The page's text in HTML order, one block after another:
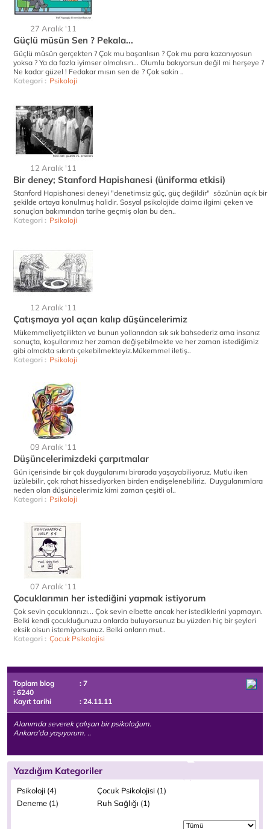
27 Aralık '11
Güçlü müsün Sen ? Pekala...
Güçlü müsün gerçekten ? Çok mu başarılısın ? Çok mu para kazanıyosun
yoksa ? Ya da fazla iyimser olmalısın... Olumlu bakıyorsun değil mi herşeye ?
Ne kadar güzel ! Fedakar mısın sen de ? Çok sakin ..
Kategori : Psikoloji
12 Aralık '11
Bir deney; Stanford Hapishanesi (üniforma etkisi)
Stanford Hapishanesi deneyi "denetimsiz güç, güç değildir" sözünün açık bir
şekilde ortaya konulmuş halidir. Sosyal psikolojide daima ilgimi çeken ve
sonuçları bakımından tarihe geçmiş olan bu den..
Kategori : Psikoloji
12 Aralık '11
Çatışmaya yol açan kalıp düşüncelerimiz
Mükemmeliyetçilikten ve bunun yollarından sık sık bahsederiz ama insanız
sonuçta, koşullarımız her zaman değişebilmekte ve her zaman istediğimiz
gibi olmakta sıkıntı çekebilmekteyiz.Mükemmel iletiş..
Kategori : Psikoloji
09 Aralık '11
Düşüncelerimizdeki çarpıtmalar
Gün içerisinde bir çok duygulanımı birarada yaşayabiliyoruz. Mutlu iken
üzülebilir, çok rahat hissediyorken birden endişelenebiliriz. Duygulanımlara
neden olan düşüncelerimiz kimi zaman çeşitli ol..
Kategori : Psikoloji
07 Aralık '11
Çocuklarımın her istediğini yapmak istiyorum
Çok sevin çocuklarınızı... Çok sevin elbette ancak her istediklerini yapmayın.
Belki kendi çocukluğunuzu onlarda buluyorsunuz bu yüzden hiç bir şeyleri
eksik olsun istemiyorsunuz. Belki onların mut..
Kategori : Çocuk Psikolojisi
Toplam blog
: 7
: 6240
Kayıt tarihi
: 24.11.11
Alanımda severek çalışan bir psikoloğum.
Ankara'da yaşıyorum. ..
Yazdığım Kategoriler
Psikoloji (4)
Çocuk Psikolojisi (1)
Deneme (1)
Ruh Sağlığı (1)